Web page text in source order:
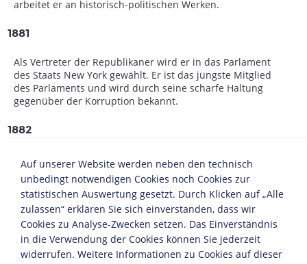
arbeitet er an historisch-politischen Werken.
1881
Als Vertreter der Republikaner wird er in das Parlament
des Staats New York gewählt. Er ist das jüngste Mitglied
des Parlaments und wird durch seine scharfe Haltung
gegenüber der Korruption bekannt.
1882
Sein erstes Buch "Der Seekrieg 1812" wird
veröffentlicht.
1884/85
Der Tod seiner Ehefrau und seiner Mutter veranlassen
Roosevelt, sich für eine Zeit aus der Politik
zurückzuziehen. Er geht nach Dakota und betreibt dort
Auf unserer Website werden neben den technisch
unbedingt notwendigen Cookies noch Cookies zur
statistischen Auswertung gesetzt. Durch Klicken auf „Alle
zulassen“ erklären Sie sich einverstanden, dass wir
Cookies zu Analyse-Zwecken setzen. Das Einverständnis
in die Verwendung der Cookies können Sie jederzeit
widerrufen. Weitere Informationen zu Cookies auf dieser